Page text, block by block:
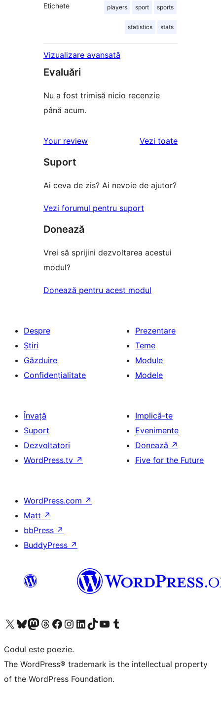
Etichete players sport sports
statistics stats
Vizualizare avansată
Evaluări
Nu a fost trimisă nicio recenzie
până acum.
Your review Vezi toaterecenziile
Suport
Ai ceva de zis? Ai nevoie de ajutor?
Vezi forumul pentru suport
Donează
Vrei să sprijini dezvoltarea acestui
modul?
Donează pentru acest modul
Despre
Știri
Găzduire
Confidențialitate
Prezentare
Teme
Module
Modele
Învață
Suport
Dezvoltatori
WordPress.tv ↗
Implică-te
Evenimente
Donează ↗
Five for the Future
WordPress.com ↗
Matt ↗
bbPress ↗
BuddyPress ↗
Mergi la contul nostru X (fost Twitter)
Vizitează contul nostru Bluesky
Vizitează contul nostru Mastodon
Vizitează contul nostru Threads
Vizitează pagina noastră Facebook
Vizitează-ne pe Instagram
Vizitează-ne pe LinkedIn
Vizitează contul nostru TikTok
Vizitează canalul nostru YouTube
Vizitează contul nostru Tumblr
Codul este poezie.
The WordPress® trademark is the intellectual property
of the WordPress Foundation.